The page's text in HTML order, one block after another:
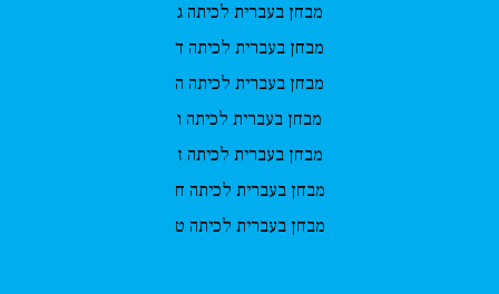
מבחן בעברית לכיתה ג
מבחן בעברית לכיתה ד
מבחן בעברית לכיתה ה
מבחן בעברית לכיתה ו
מבחן בעברית לכיתה ז
מבחן בעברית לכיתה ח
מבחן בעברית לכיתה ט